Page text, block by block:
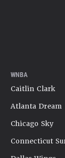
WNBA
Caitlin Clark
Atlanta Dream
Chicago Sky
Connecticut